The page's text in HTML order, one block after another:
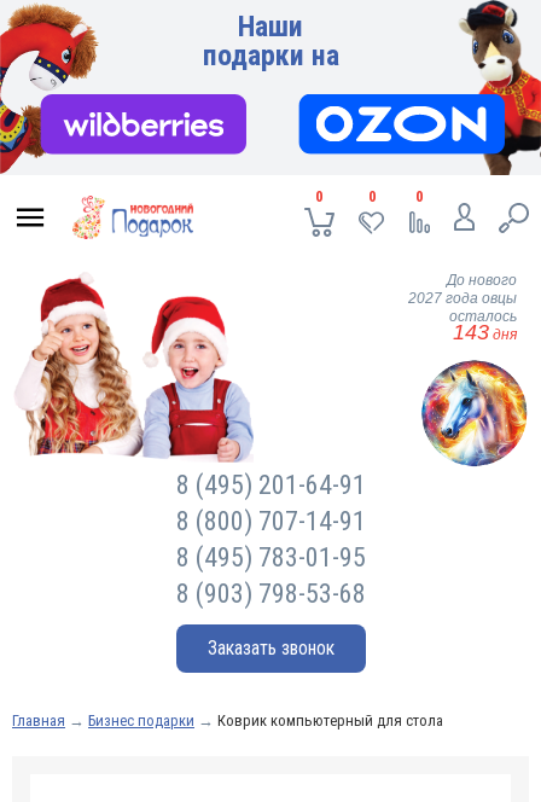
Наши
подарки на
0 0 0
До нового
2027 года овцы
осталось
143 дня
8 (495) 201-64-91
8 (800) 707-14-91
8 (495) 783-01-95
8 (903) 798-53-68
Заказать звонок
Главная → Бизнес подарки → Коврик компьютерный для стола